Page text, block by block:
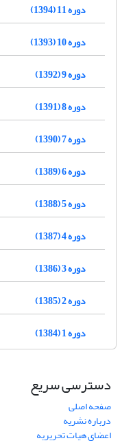
دوره 11 (1394)
دوره 10 (1393)
دوره 9 (1392)
دوره 8 (1391)
دوره 7 (1390)
دوره 6 (1389)
دوره 5 (1388)
دوره 4 (1387)
دوره 3 (1386)
دوره 2 (1385)
دوره 1 (1384)
دسترسی سریع
صفحه اصلی
درباره نشریه
اعضای هیات تحریریه